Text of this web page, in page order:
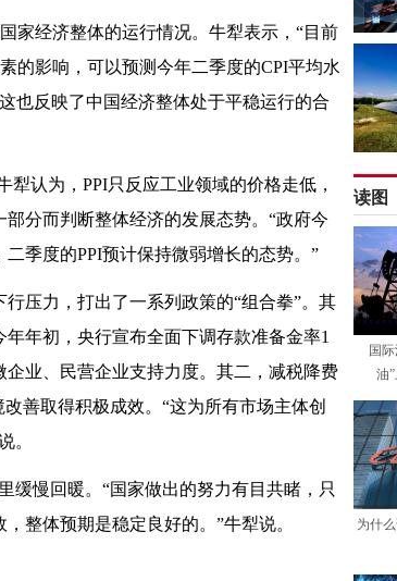
家经济整体的运行情况。牛犁表示，“目前
的影响，可以预测今年二季度的CPI平均水
也反映了中国经济整体处于平稳运行的合
认为，PPI只反应工业领域的价格走低，
分而判断整体经济的发展态势。“政府今
季度的PPI预计保持微弱增长的态势。”
压力，打出了一系列政策的“组合拳”。其
年初，央行宣布全面下调存款准备金率1
业、民营企业支持力度。其二，减税降费
善取得积极成效。“这为所有市场主体创
。
缓慢回暖。“国家做出的努力有目共睹，只
整体预期是稳定良好的。”牛犁说。